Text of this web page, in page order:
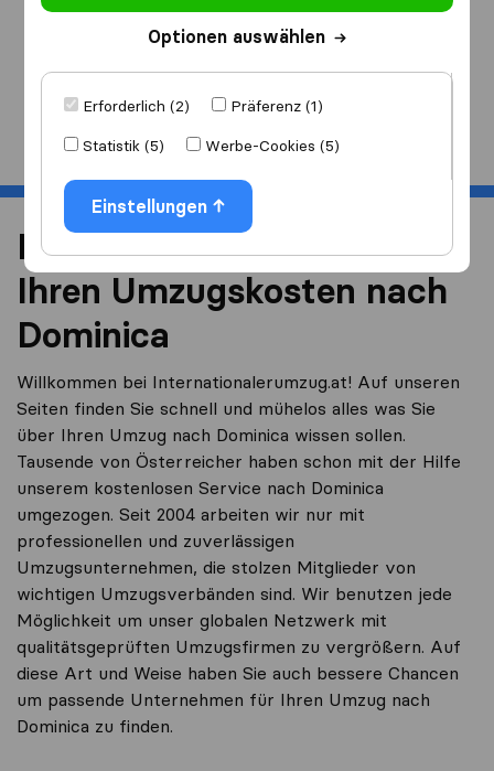
Optionen auswählen
Erforderlich (2)
Präferenz (1)
Statistik (5)
Werbe-Cookies (5)
Einstellungen
Ich ziehenach
Start
Reduzieren Sie 40% von
Ihren Umzugskosten nach
Dominica
Willkommen bei Internationalerumzug.at! Auf unseren
Seiten finden Sie schnell und mühelos alles was Sie
über Ihren Umzug nach Dominica wissen sollen.
Tausende von Österreicher haben schon mit der Hilfe
unserem kostenlosen Service nach Dominica
umgezogen. Seit 2004 arbeiten wir nur mit
professionellen und zuverlässigen
Umzugsunternehmen, die stolzen Mitglieder von
wichtigen Umzugsverbänden sind. Wir benutzen jede
Möglichkeit um unser globalen Netzwerk mit
qualitätsgeprüften Umzugsfirmen zu vergrößern. Auf
diese Art und Weise haben Sie auch bessere Chancen
um passende Unternehmen für Ihren Umzug nach
Dominica zu finden.